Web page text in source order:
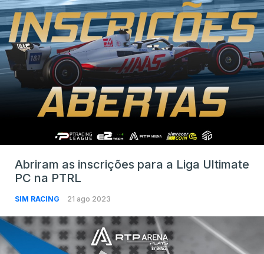
Abriram as inscrições para a Liga Ultimate
PC na PTRL
SIM RACING 21 ago 2023